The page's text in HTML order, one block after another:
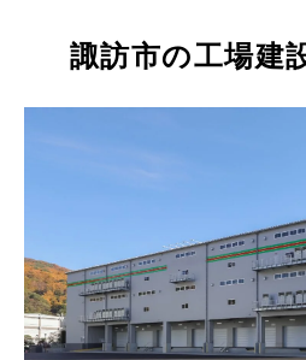
諏訪市の工場建